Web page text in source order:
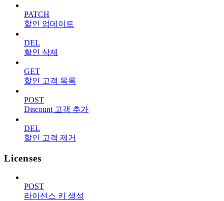
PATCH
할인 업데이트
DEL
할인 삭제
GET
할인 고객 목록
POST
Discount 고객 추가
DEL
할인 고객 제거
Licenses
POST
라이선스 키 생성